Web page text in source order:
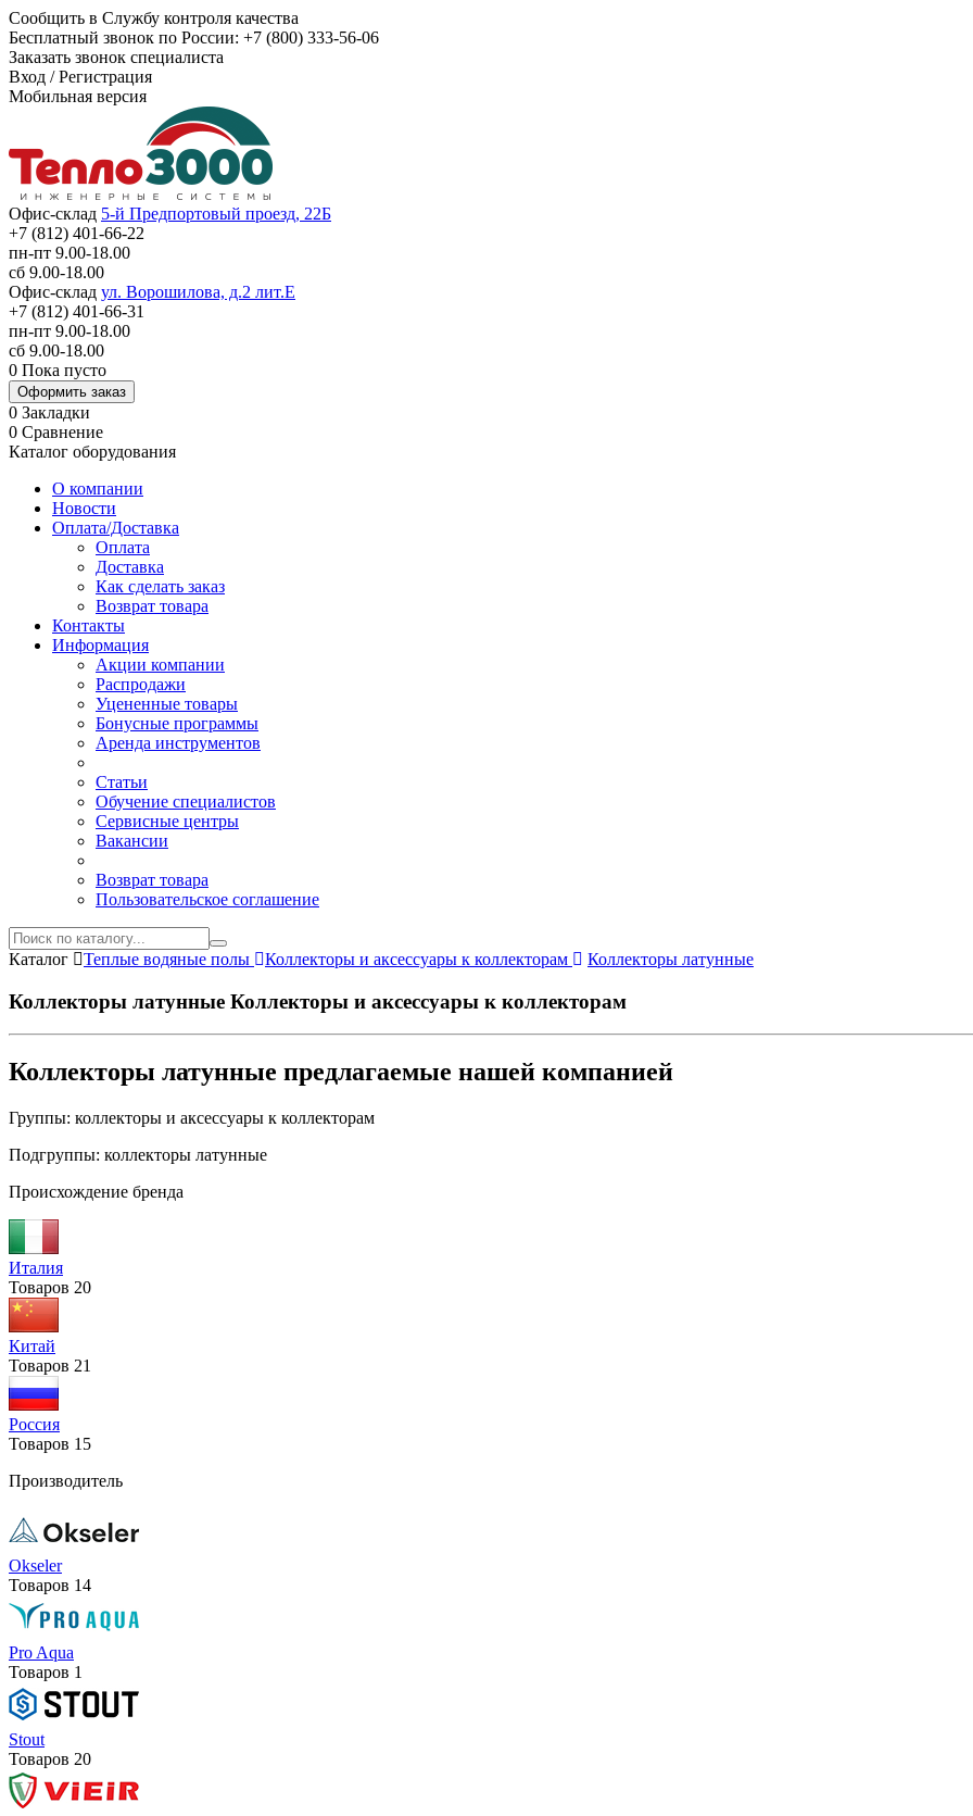
Сообщить в Службу контроля качества
Бесплатный звонок по России: +7 (800) 333-56-06
Заказать звонок специалиста
Вход /Регистрация
Мобильная версия
Офис-склад 5-й Предпортовый проезд, 22Б
+7 (812) 401-66-22
пн-пт 9.00-18.00
сб 9.00-18.00
Офис-склад ул. Ворошилова, д.2 лит.Е
+7 (812) 401-66-31
пн-пт 9.00-18.00
сб 9.00-18.00
0 Пока пусто
Оформить заказ
0 Закладки
0 Сравнение
Каталог оборудования
О компании
Новости
Оплата/Доставка
Оплата
Доставка
Как сделать заказ
Возврат товара
Контакты
Информация
Акции компании
Распродажи
Уцененные товары
Бонусные программы
Аренда инструментов
Статьи
Обучение специалистов
Сервисные центры
Вакансии
Возврат товара
Пользовательское соглашение
Каталог Теплые водяные полы Коллекторы и аксессуары к коллекторам Коллекторы латунные
Коллекторы латунные Коллекторы и аксессуары к коллекторам
Коллекторы латунные предлагаемые нашей компанией
Группы: коллекторы и аксессуары к коллекторам
Подгруппы: коллекторы латунные
Происхождение бренда
Италия
Товаров 20
Китай
Товаров 21
Россия
Товаров 15
Производитель
Okseler
Товаров 14
Pro Aqua
Товаров 1
Stout
Товаров 20